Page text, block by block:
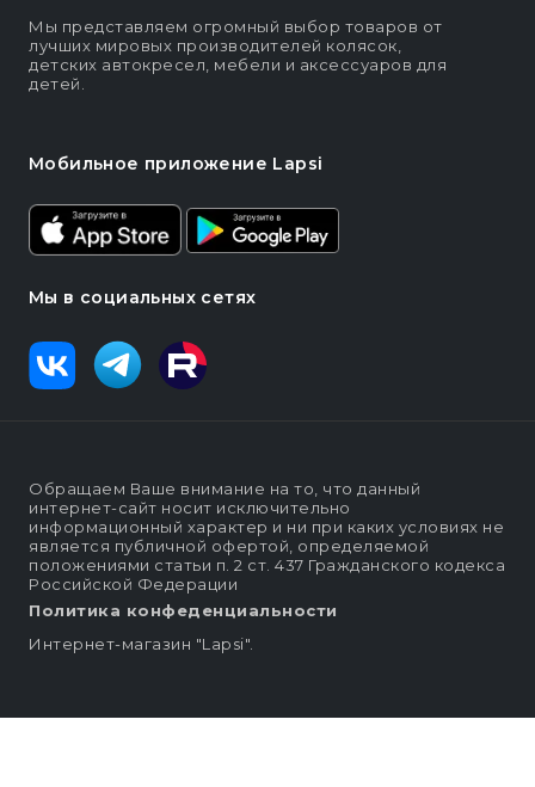
Мы представляем огромный выбор товаров от
лучших мировых производителей колясок,
детских автокресел, мебели и аксессуаров для
детей.
Мобильное приложение Lapsi
Мы в социальных сетях
Обращаем Ваше внимание на то, что данный
интернет-сайт носит исключительно
информационный характер и ни при каких условиях не
является публичной офертой, определяемой
положениями статьи п. 2 ст. 437 Гражданского кодекса
Российской Федерации
Политика конфеденциальности
Интернет-магазин "Lapsi".